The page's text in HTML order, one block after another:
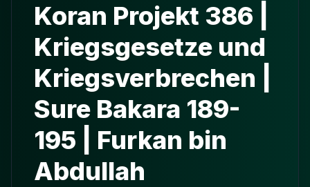
Koran Projekt 386 |
Kriegsgesetze und
Kriegsverbrechen |
Sure Bakara 189-
195 | Furkan bin
Abdullah